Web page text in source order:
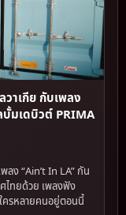
วาเกีย กับเพลง
บั้มเดบิวต์ PRIMA
ลง “Ain’t In LA” กัน
ศไทยด้วย เพลงฟัง
ครหลายคนอยู่ตอนนี้